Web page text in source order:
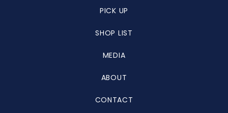
PICK UP
SHOP LIST
MEDIA
ABOUT
CONTACT